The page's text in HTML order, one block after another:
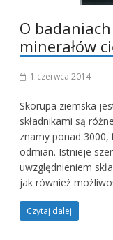
O
minerałów
1 czerwca 2014
Skorupa ziemska
składnikami są
znamy ponad
odmian. Istnieje
uwzględnieniem
jak również
Czytaj dalej